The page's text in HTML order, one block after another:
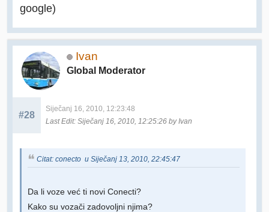
google)
Ivan
Global Moderator
#28
Siječanj 16, 2010, 12:23:48
Last Edit: Siječanj 16, 2010, 12:25:26 by Ivan
Citat: conecto u Siječanj 13, 2010, 22:45:47
Da li voze već ti novi Conecti?
Kako su vozači zadovoljni njima?